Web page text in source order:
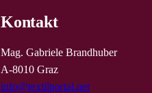
Kontakt
Mag. Gabriele Brandhuber
A-8010 Graz
info@textilportal.net